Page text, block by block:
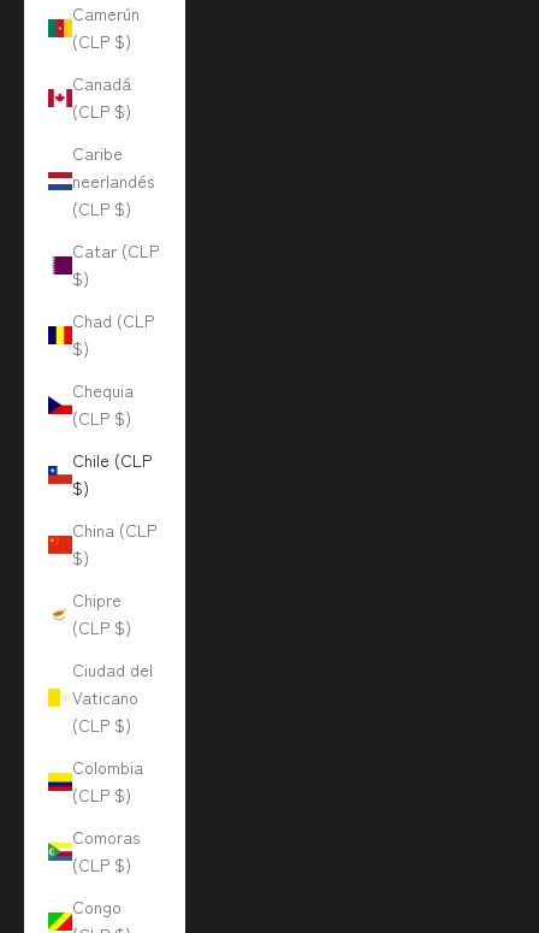
Camerún
(CLP $)
Canadá
(CLP $)
Caribe
neerlandés
(CLP $)
Catar (CLP
$)
Chad (CLP
$)
Chequia
(CLP $)
Chile (CLP
$)
China (CLP
$)
Chipre
(CLP $)
Ciudad del
Vaticano
(CLP $)
Colombia
(CLP $)
Comoras
(CLP $)
Congo